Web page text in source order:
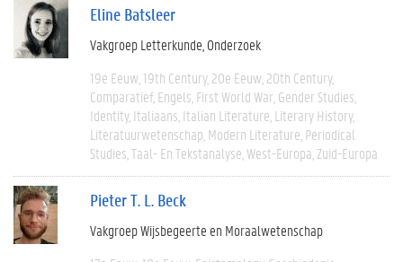
Eline Batsleer
Vakgroep Letterkunde Onderzoek
19e Eeuw 19th Century 20e Eeuw 20th Century
Comparatief Engels First World War Gender Studies
Identity Italiaans Italian Literature Literary History
Literatuurwetenschap Modern Literature Periodical
Studies Taal- En Tekstanalyse West-Europa Zuid-Europa
Pieter T. L. Beck
Vakgroep Wijsbegeerte en Moraalwetenschap